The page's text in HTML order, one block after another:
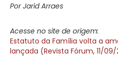
Por Jarid Arraes
Acesse no site de origem:
Estatuto da Família volta a
lançada (Revista Fórum, 11/09/